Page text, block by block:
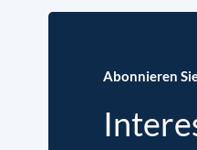
Abonnieren